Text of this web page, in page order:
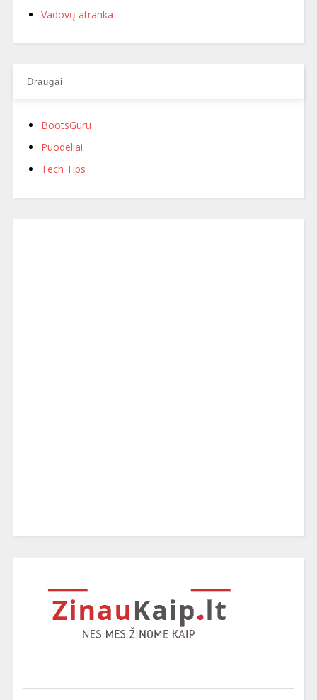
Vadovų atranka
Draugai
BootsGuru
Puodeliai
Tech Tips